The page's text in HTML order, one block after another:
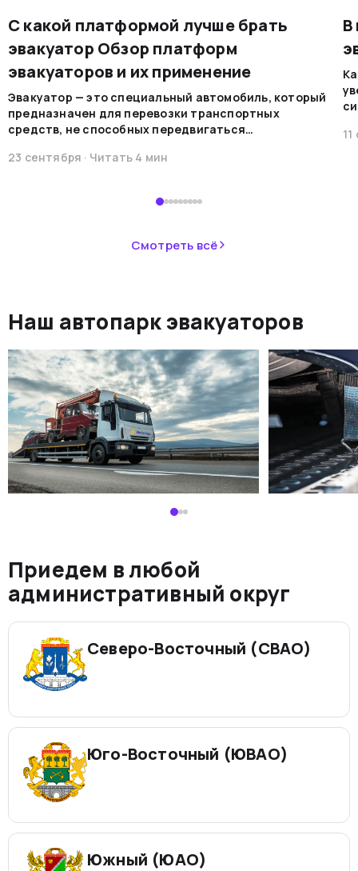
С какой платформой лучше брать
эвакуатор Обзор платформ
эвакуаторов и их применение
Эвакуатор — это специальный автомобиль, который
предназначен для перевозки транспортных
средств, не способных передвигаться
машины обеспечивают безопасную
23 сентября · Читать 4 мин
В
Смотреть всё
Наш автопарк эвакуаторов
Приедем в любой
административный округ
Северо-Восточный (СВАО)
Юго-Восточный (ЮВАО)
Южный (ЮАО)